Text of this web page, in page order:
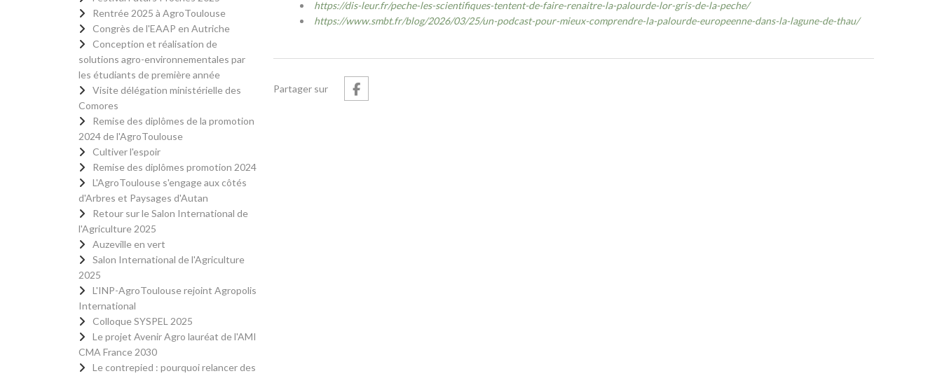
https://dis-leur.fr/peche-les-scientifiques-tentent-de-faire-renaitre-la-palourde-lor-gris-de-la-peche/
https://www.smbt.fr/blog/2026/03/25/un-podcast-pour-mieux-comprendre-la-palourde-europeenne-dans-la-lagune-de-thau/
Partager sur
Rentrée 2025 à AgroToulouse
Congrès de l'EAAP en Autriche
Conception et réalisation de
solutions agro-environnementales par
les étudiants de première année
Visite délégation ministérielle des
Comores
Remise des diplômes de la promotion
2024 de l'AgroToulouse
Cultiver l'espoir
Remise des diplômes promotion 2024
L'AgroToulouse s'engage aux côtés
d'Arbres et Paysages d'Autan
Retour sur le Salon International de
l'Agriculture 2025
Auzeville en vert
Salon International de l'Agriculture
2025
L'INP-AgroToulouse rejoint Agropolis
International
Colloque SYSPEL 2025
Le projet Avenir Agro lauréat de l'AMI
CMA France 2030
Le contrepied : pourquoi relancer des